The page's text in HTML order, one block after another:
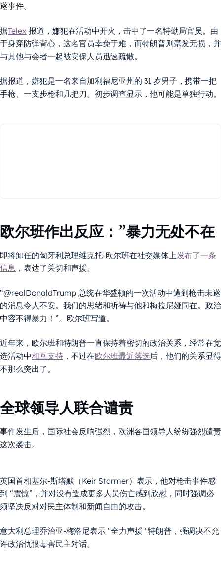
遂事件。
据Telex 报道，嫌犯在活动中开火，击中了一名特勤局官员。由
于身穿防弹背心，这名官员幸免于难，而特朗普则毫发无损，并
与其他与会者一起被安保人员迅速疏散。
据报道，嫌犯是一名来自加利福尼亚州的 31 岁男子，携带一把
手枪、一支步枪和几把刀。初步调查显示，他可能是单独行动。
欧尔班作出反应：”暴力无处不在
即将卸任的匈牙利总理维克托-欧尔班在社交媒体上发布了一条
信息 ，表达了关切和声援。
“@realDonaldTrump 总统在华盛顿的一次活动中遭到枪击未遂
的消息令人不安。我们的思绪和祈祷与他和梅拉尼娅同在。政治
中容不得暴力！”。欧尔班写道。
近年来，欧尔班和特朗普一直保持着密切的政治关系，经常在竞
选活动中相互支持 ，不过在欧尔班最近落选后，他们的关系显得
不那么突出了。
全球领导人联合谴责
事件发生后，国际社会反响强烈，欧洲各国领导人纷纷强烈谴责
这次袭击。
英国首相基尔-斯塔默（Keir Starmer）表示，他对枪击事件感
到 “震惊”，并对没有造成更多人员伤亡感到欣慰，同时强调必
须坚决反对对民主体制和新闻自由的攻击。
意大利总理乔治亚-梅洛尼表示 “全力声援 “特朗普，强调决不允
许政治仇恨毒害民主对话。